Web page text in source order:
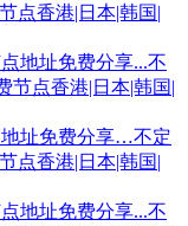
点香港|日本|韩国|
地址免费分享…不定
点香港|日本|韩国|